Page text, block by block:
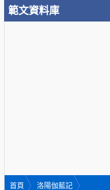
範文資料庫
首頁 洛陽伽藍記